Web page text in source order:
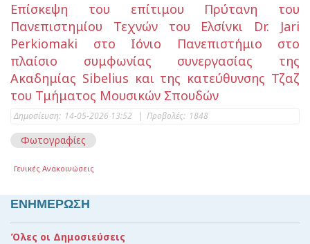
Επίσκεψη του επίτιμου Πρύτανη του
Πανεπιστημίου Τεχνών του Ελσίνκι Dr. Jari
Perkiomaki στο Ιόνιο Πανεπιστήμιο στο
πλαίσιο συμφωνίας συνεργασίας της
Ακαδημίας Sibelius και της κατεύθυνσης Τζαζ
του Τμήματος Μουσικών Σπουδών
Δημοσίευση: 14-05-2026 13:52 Προβολές: 1848
Φωτογραφίες
Γενικές Ανακοινώσεις
ΕΝΗΜΕΡΩΣΗ
Όλες οι Δημοσιεύσεις